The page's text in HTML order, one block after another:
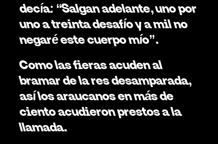
decía: “Salgan adelante, uno por
uno a treinta desafío y a mil no
negaré este cuerpo mío”.
Como las fieras acuden al
bramar de la res desamparada,
así los araucanos en más de
ciento acudieron prestos a la
llamada.